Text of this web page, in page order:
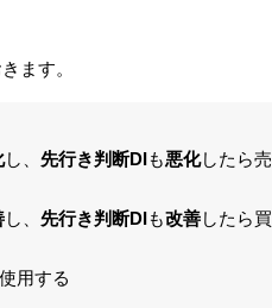
ます。
し、 先行き判断DIも悪化したら
し、 先行き判断DIも改善したら
用する